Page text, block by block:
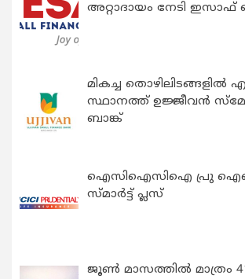
അറ്റാദായം നേടി ഇസാഫ്
മികച്ച തൊഴിലിടങ്ങളിൽ
സ്ഥാനത്ത് ഉജ്ജീവൻ
ബാങ്ക്
ഐസിഐസിഐ പ്രു
സ്മാർട്ട് പ്ലസ്
ജൂൺ മാസത്തിൽ മാത്രം